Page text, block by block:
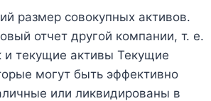
размер совокупных активов.
отчет другой компании, т. е.
текущие активы Текущие
могут быть эффективно
или ликвидированы в